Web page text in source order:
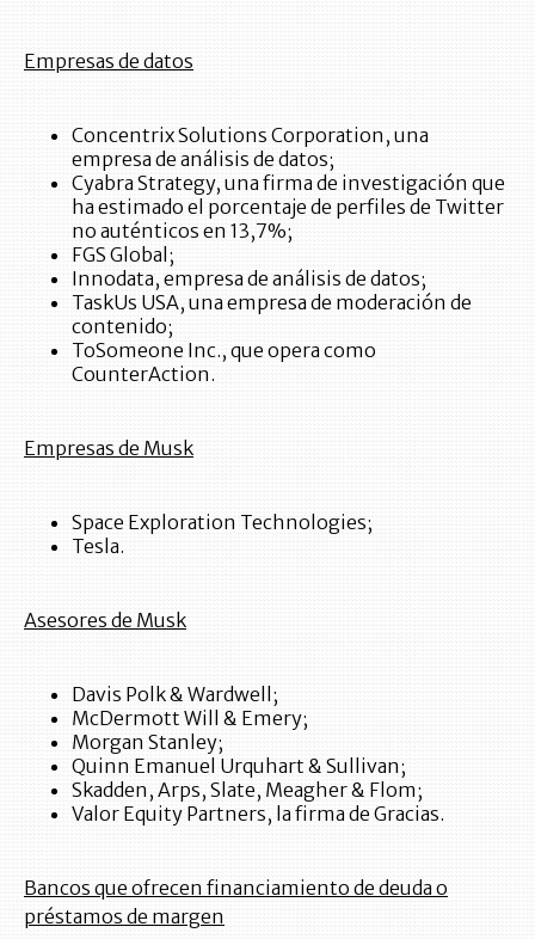
Empresas de datos
Concentrix Solutions Corporation, una
empresa de análisis de datos;
Cyabra Strategy, una firma de investigación que
ha estimado el porcentaje de perfiles de Twitter
no auténticos en 13,7%;
FGS Global;
Innodata, empresa de análisis de datos;
TaskUs USA, una empresa de moderación de
contenido;
ToSomeone Inc., que opera como
CounterAction.
Empresas de Musk
Space Exploration Technologies;
Tesla.
Asesores de Musk
Davis Polk & Wardwell;
McDermott Will & Emery;
Morgan Stanley;
Quinn Emanuel Urquhart & Sullivan;
Skadden, Arps, Slate, Meagher & Flom;
Valor Equity Partners, la firma de Gracias.
Bancos que ofrecen financiamiento de deuda o
préstamos de margen